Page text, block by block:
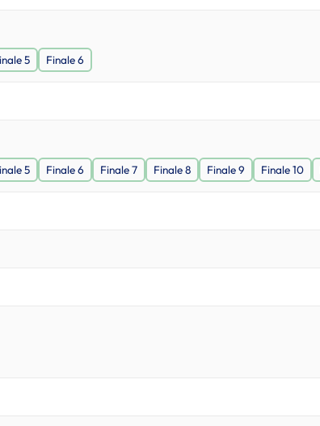
5 Finale 6
5 Finale 6 Finale 7 Finale 8 Finale 9 Finale 10